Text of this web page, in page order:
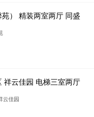
） 精装两室两厅 同盛
祥云佳园 电梯三室两厅
-徐桥祥云佳园